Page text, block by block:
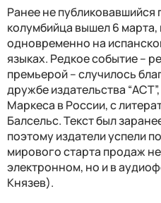
Ранее не
колумбийца вышел 6
одновременно на
языках. Редкое событие –
премьерой – случилось
дружбе издательства
Маркеса в России, с
Балсельс. Текст был
поэтому издатели успели
мирового старта продаж
электронном, но и в
Князев).